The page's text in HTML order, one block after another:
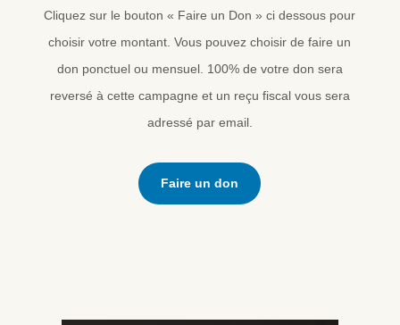
Cliquez sur le bouton « Faire un Don » ci dessous pour
choisir votre montant. Vous pouvez choisir de faire un
don ponctuel ou mensuel. 100% de votre don sera
reversé à cette campagne et un reçu fiscal vous sera
adressé par email.
Faire un don